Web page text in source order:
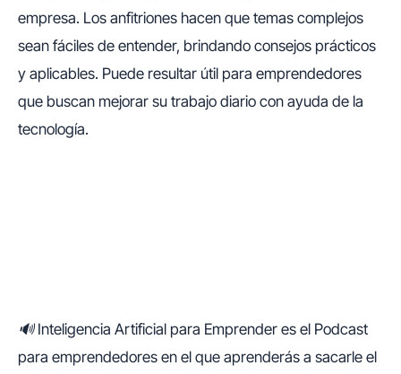
empresa. Los anfitriones hacen que temas complejos
sean fáciles de entender, brindando consejos prácticos
y aplicables. Puede resultar útil para emprendedores
que buscan mejorar su trabajo diario con ayuda de la
tecnología.
🔊 Inteligencia Artificial para Emprender es el Podcast
para emprendedores en el que aprenderás a sacarle el